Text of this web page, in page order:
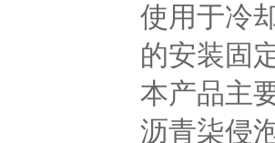
使用于冷
的安装固
本产品主
沥青柒侵